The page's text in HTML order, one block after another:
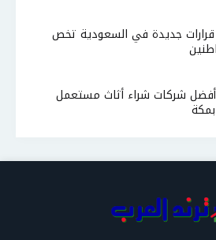
المملكة 2030 | قرارات جديدة في السعودية تخص
شركات شراء أثاث مستعمل